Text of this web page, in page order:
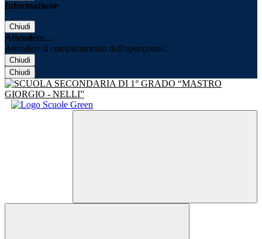
Informazione
Chiudi
Attendere...
Attendere il completamento dell'operazione...
Chiudi
Chiudi